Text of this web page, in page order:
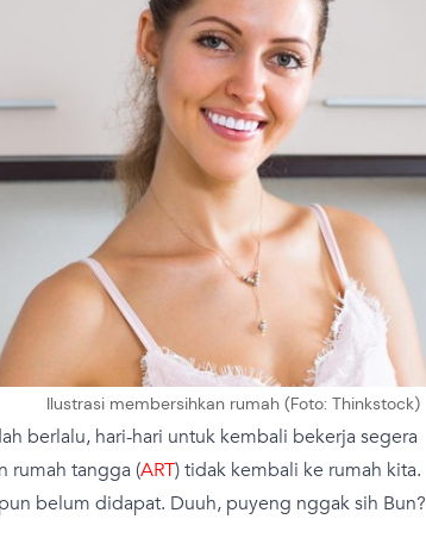
Ilustrasi membersihkan rumah (Foto: Thinkstock)
berlalu, hari-hari untuk kembali bekerja segera
rumah tangga (ART) tidak kembali ke rumah kita.
belum didapat. Duuh, puyeng nggak sih Bun?